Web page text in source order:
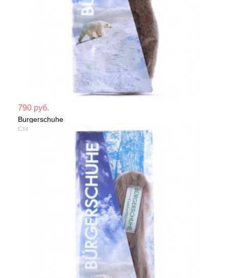
790 руб.
Burgerschuhe
Стельки